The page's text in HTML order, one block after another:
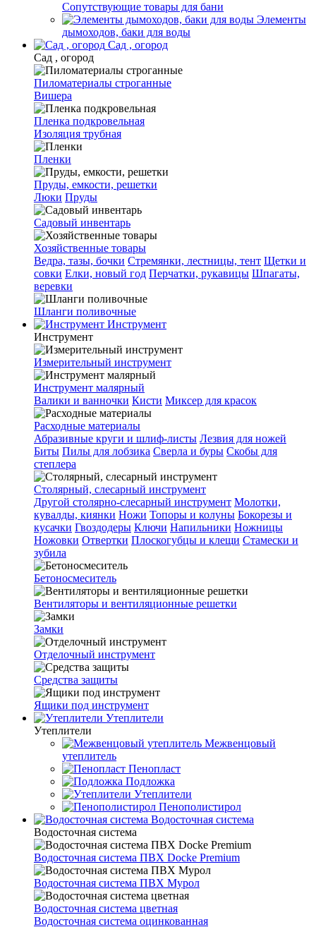
Сопутствующие товары для бани
Элементы
дымоходов, баки для воды
Сад , огород
Сад , огород
Пиломатериалы строганные
Вишера
Пленка подкровельная
Изоляция трубная
Пленки
Пруды, емкости, решетки
Люки Пруды
Садовый инвентарь
Хозяйственные товары
Ведра, тазы, бочки Стремянки, лестницы, тент Щетки и
совки Елки, новый год Перчатки, рукавицы Шпагаты,
веревки
Шланги поливочные
Инструмент
Инструмент
Измерительный инструмент
Инструмент малярный
Валики и ванночки Кисти Миксер для красок
Расходные материалы
Абразивные круги и шлиф-листы Лезвия для ножей
Биты Пилы для лобзика Сверла и буры Скобы для
степлера
Столярный, слесарный инструмент
Другой столярно-слесарный инструмент Молотки,
кувалды, киянки Ножи Топоры и колуны Бокорезы и
кусачки Гвоздодеры Ключи Напильники Ножницы
Ножовки Отвертки Плоскогубцы и клещи Стамески и
зубила
Бетоносмеситель
Вентиляторы и вентиляционные решетки
Замки
Отделочный инструмент
Средства защиты
Ящики под инструмент
Утеплители
Утеплители
Межвенцовый
утеплитель
Пенопласт
Подложка
Утеплители
Пенополистирол
Водосточная система
Водосточная система
Водосточная система ПВХ Docke Premium
Водосточная система ПВХ Мурол
Водосточная система цветная
Водосточная система оцинкованная